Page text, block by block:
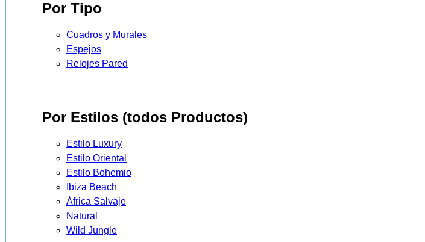
Por Tipo
Cuadros y Murales
Espejos
Relojes Pared
Por Estilos (todos Productos)
Estilo Luxury
Estilo Oriental
Estilo Bohemio
Ibiza Beach
África Salvaje
Natural
Wild Jungle